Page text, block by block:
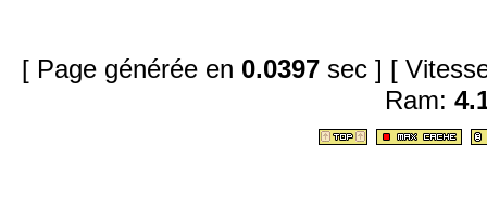
[ Page générée en 0.0397 sec ] [
Ram: